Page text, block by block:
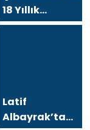
18 Yıllık
Çataltepe
Ediyor?”
Latif
Albayrak’tan